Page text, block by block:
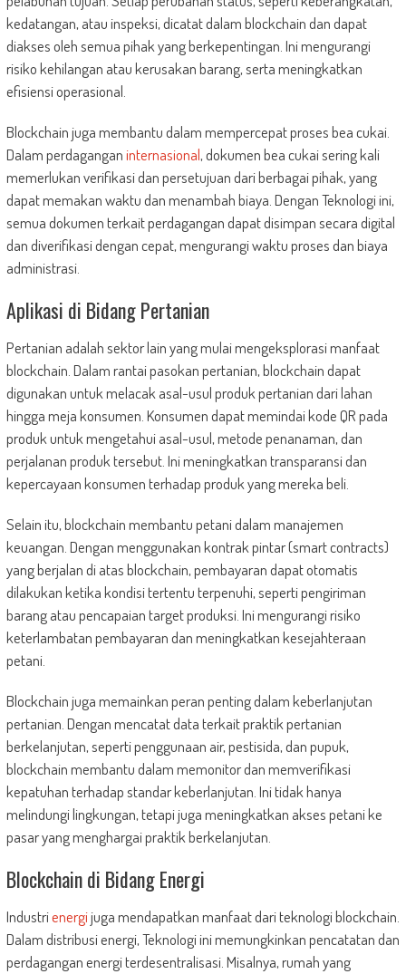
kedatangan, atau inspeksi, dicatat dalam blockchain dan dapat
diakses oleh semua pihak yang berkepentingan. Ini mengurangi
risiko kehilangan atau kerusakan barang, serta meningkatkan
efisiensi operasional.
Blockchain juga membantu dalam mempercepat proses bea cukai.
Dalam perdaganganinternasional, dokumen bea cukai sering kali
memerlukan verifikasi dan persetujuan dari berbagai pihak, yang
dapat memakan waktu dan menambah biaya. Dengan Teknologi ini,
semua dokumen terkait perdagangan dapat disimpan secara digital
dan diverifikasi dengan cepat, mengurangi waktu proses dan biaya
administrasi.
Aplikasi di Bidang Pertanian
Pertanian adalah sektor lain yang mulai mengeksplorasi manfaat
blockchain. Dalam rantai pasokan pertanian, blockchain dapat
digunakan untuk melacak asal-usul produk pertanian dari lahan
hingga meja konsumen. Konsumen dapat memindai kode QR pada
produk untuk mengetahui asal-usul, metode penanaman, dan
perjalanan produk tersebut. Ini meningkatkan transparansi dan
kepercayaan konsumen terhadap produk yang mereka beli.
Selain itu, blockchain membantu petani dalam manajemen
keuangan. Dengan menggunakan kontrak pintar (smart contracts)
yang berjalan di atas blockchain, pembayaran dapat otomatis
dilakukan ketika kondisi tertentu terpenuhi, seperti pengiriman
barang atau pencapaian target produksi. Ini mengurangi risiko
keterlambatan pembayaran dan meningkatkan kesejahteraan
petani.
Blockchain juga memainkan peran penting dalam keberlanjutan
pertanian. Dengan mencatat data terkait praktik pertanian
berkelanjutan, seperti penggunaan air, pestisida, dan pupuk,
blockchain membantu dalam memonitor dan memverifikasi
kepatuhan terhadap standar keberlanjutan. Ini tidak hanya
melindungi lingkungan, tetapi juga meningkatkan akses petani ke
pasar yang menghargai praktik berkelanjutan.
Blockchain di Bidang Energi
Industrienergijuga mendapatkan manfaat dari teknologi blockchain.
Dalam distribusi energi, Teknologi ini memungkinkan pencatatan dan
perdagangan energi terdesentralisasi. Misalnya, rumah yang